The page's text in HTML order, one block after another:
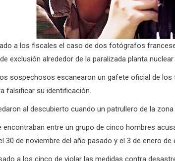
a los fiscales el caso de dos fotógrafos
exclusión alrededor de la paralizada planta nuclear
sospechosos escanearon un gafete oficial de
falsificar su identificación.
al descubierto cuando un patrullero de la
entre un grupo de cinco hombres
30 de noviembre del año pasado y el 3 de enero de
a los cinco de violar las medidas contra